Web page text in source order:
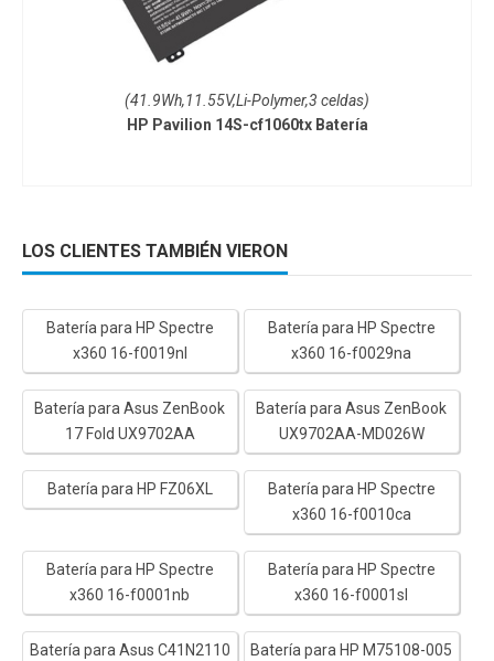
(41.9Wh,11.55V,Li-Polymer,3 celdas)
HP Pavilion 14S-cf1060tx Batería
LOS CLIENTES TAMBIÉN VIERON
Batería para HP Spectre
x360 16-f0019nl
Batería para HP Spectre
x360 16-f0029na
Batería para Asus ZenBook
17 Fold UX9702AA
Batería para Asus ZenBook
UX9702AA-MD026W
Batería para HP FZ06XL
Batería para HP Spectre
x360 16-f0010ca
Batería para HP Spectre
x360 16-f0001nb
Batería para HP Spectre
x360 16-f0001sl
Batería para Asus C41N2110 Batería para HP M75108-005